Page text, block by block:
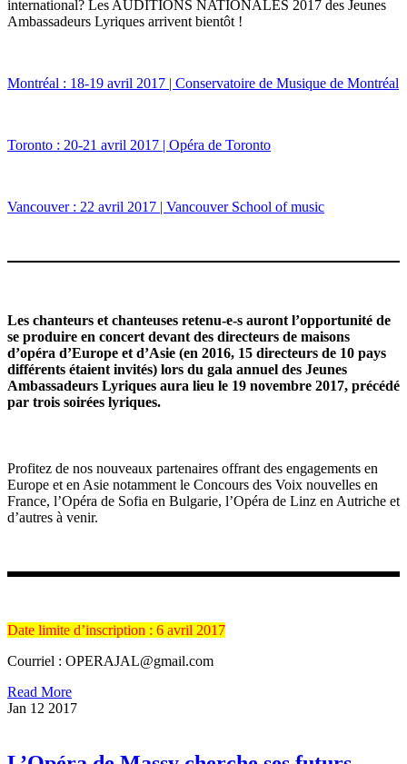
international? Les AUDITIONS NATIONALES 2017 des Jeunes
Ambassadeurs Lyriques arrivent bientôt !
Montréal : 18-19 avril 2017 | Conservatoire de Musique de Montréal
Toronto : 20-21 avril 2017 | Opéra de Toronto
Vancouver : 22 avril 2017 | Vancouver School of music
Les chanteurs et chanteuses retenu-e-s auront l’opportunité de
se produire en concert devant des directeurs de maisons
d’opéra d’Europe et d’Asie (en 2016, 15 directeurs de 10 pays
différents étaient invités) lors du gala annuel des Jeunes
Ambassadeurs Lyriques aura lieu le 19 novembre 2017, précédé
par trois soirées lyriques.
Profitez de nos nouveaux partenaires offrant des engagements en
Europe et en Asie notamment le Concours des Voix nouvelles en
France, l’Opéra de Sofia en Bulgarie, l’Opéra de Linz en Autriche et
d’autres à venir.
Date limite d’inscription : 6 avril 2017
Courriel : OPERAJAL@gmail.com
Read More
Jan 12 2017